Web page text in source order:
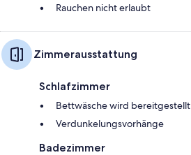
Rauchen nicht erlaubt
Zimmerausstattung
Schlafzimmer
Bettwäsche wird bereitgestellt
Verdunkelungsvorhänge
Badezimmer